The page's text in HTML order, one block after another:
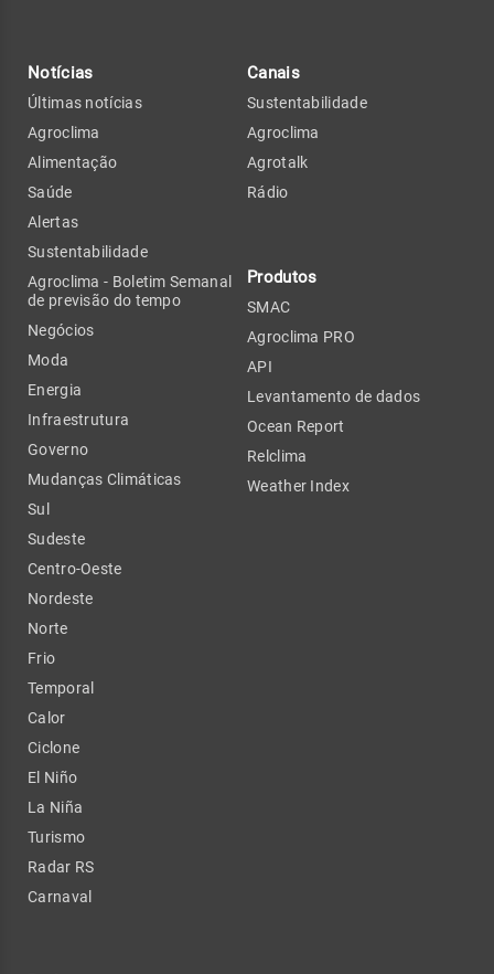
Notícias
Últimas notícias
Agroclima
Alimentação
Saúde
Alertas
Sustentabilidade
Agroclima - Boletim Semanal
de previsão do tempo
Negócios
Moda
Energia
Infraestrutura
Governo
Mudanças Climáticas
Sul
Sudeste
Centro-Oeste
Nordeste
Norte
Frio
Temporal
Calor
Ciclone
El Niño
La Niña
Turismo
Radar RS
Carnaval
Canais
Sustentabilidade
Agroclima
Agrotalk
Rádio
Produtos
SMAC
Agroclima PRO
API
Levantamento de dados
Ocean Report
Relclima
Weather Index